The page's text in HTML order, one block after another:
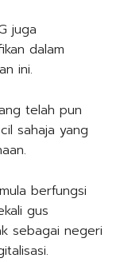
juga
dalam
ini.
telah pun
sahaja yang
berfungsi
gus
sebagai negeri